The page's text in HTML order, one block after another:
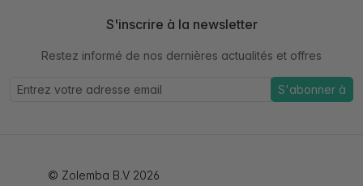
S'inscrire à la newsletter
Restez informé de nos dernières actualités et offres
S'abonner à
© Zolemba B.V 2026